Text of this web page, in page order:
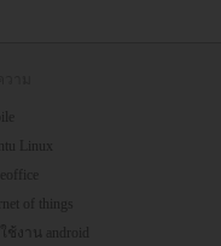
Linux
of things
ใช้งาน android